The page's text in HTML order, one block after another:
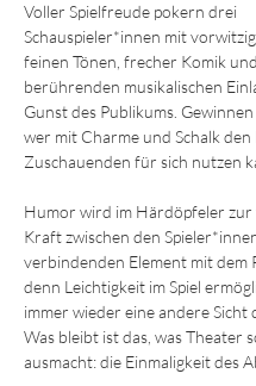
Voller Spielfreude pokern drei
Schauspieler*innen mit
feinen Tönen, frecher Komik und
berührenden musikalischen
Gunst des Publikums.
wer mit Charme und Schalk den
Zuschauenden für sich nutzen
Humor wird im Härdöpfeler
Kraft zwischen den
verbindenden Element mit dem
denn Leichtigkeit im Spiel
immer wieder eine andere Sicht
Was bleibt ist das, was Theater
ausmacht: die Einmaligkeit des